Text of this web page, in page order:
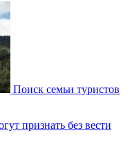
Поиск семьи туристов
признать без вести